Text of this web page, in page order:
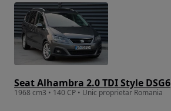
Seat Alhambra 2.0 TDI Style DSG6
1968 cm3 • 140 CP • Unic proprietar Romania